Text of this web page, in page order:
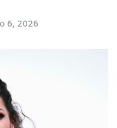
6, 2026